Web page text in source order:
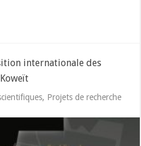
internationale des
, Projets de recherche